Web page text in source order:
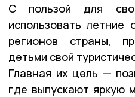
С пользой для
использовать летние
регионов страны,
детьми свой
Главная их цель —
где выпускают яркую